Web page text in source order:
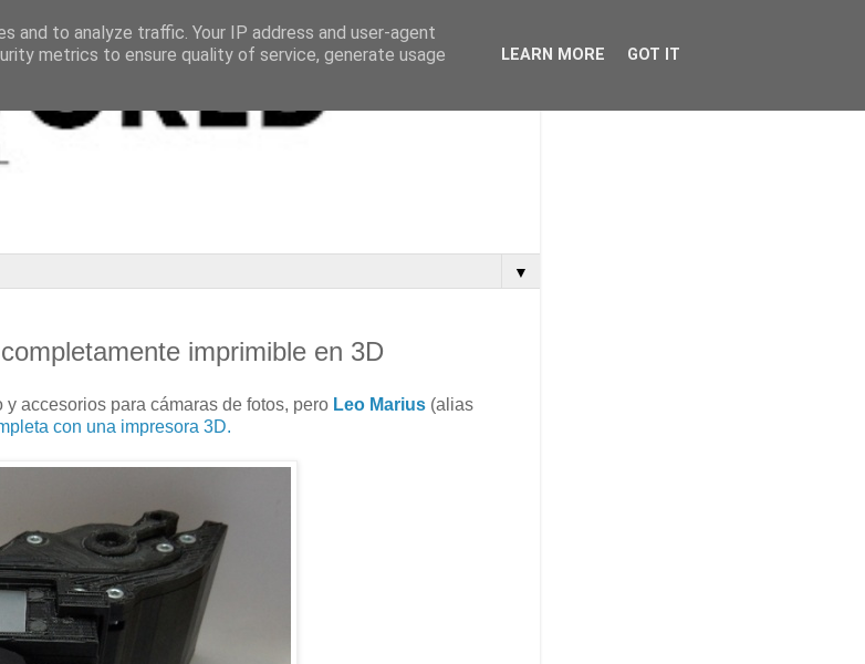
▼
imprimible en 3D
accesorios para cámaras de fotos, pero Leo Marius (alias
con una impresora 3D.
and to analyze traffic. Your IP address and user-agent
metrics to ensure quality of service, generate usage
LEARN MORE GOT IT